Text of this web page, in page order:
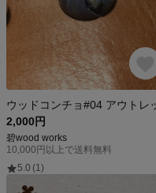
ウッドコンチョ#04 アウトレ
2,000円
碧wood works
10,000円以上で送料無料
5.0 (1)